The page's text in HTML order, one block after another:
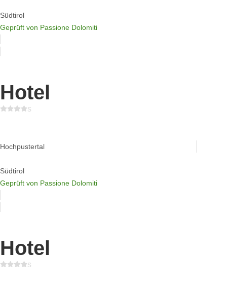
Südtirol
Geprüft von Passione Dolomiti
Hotel
s
Hochpustertal
Südtirol
Geprüft von Passione Dolomiti
Hotel
s